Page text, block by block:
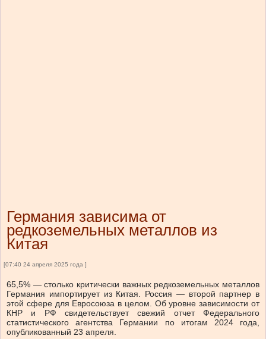
Германия зависима от
редкоземельных металлов из
Китая
[07:40 24 апреля 2025 года ]
65,5% — столько критически важных редкоземельных металлов
Германия импортирует из Китая. Россия — второй партнер в
этой сфере для Евросоюза в целом. Об уровне зависимости от
КНР и РФ свидетельствует свежий отчет Федерального
статистического агентства Германии по итогам 2024 года,
опубликованный 23 апреля.